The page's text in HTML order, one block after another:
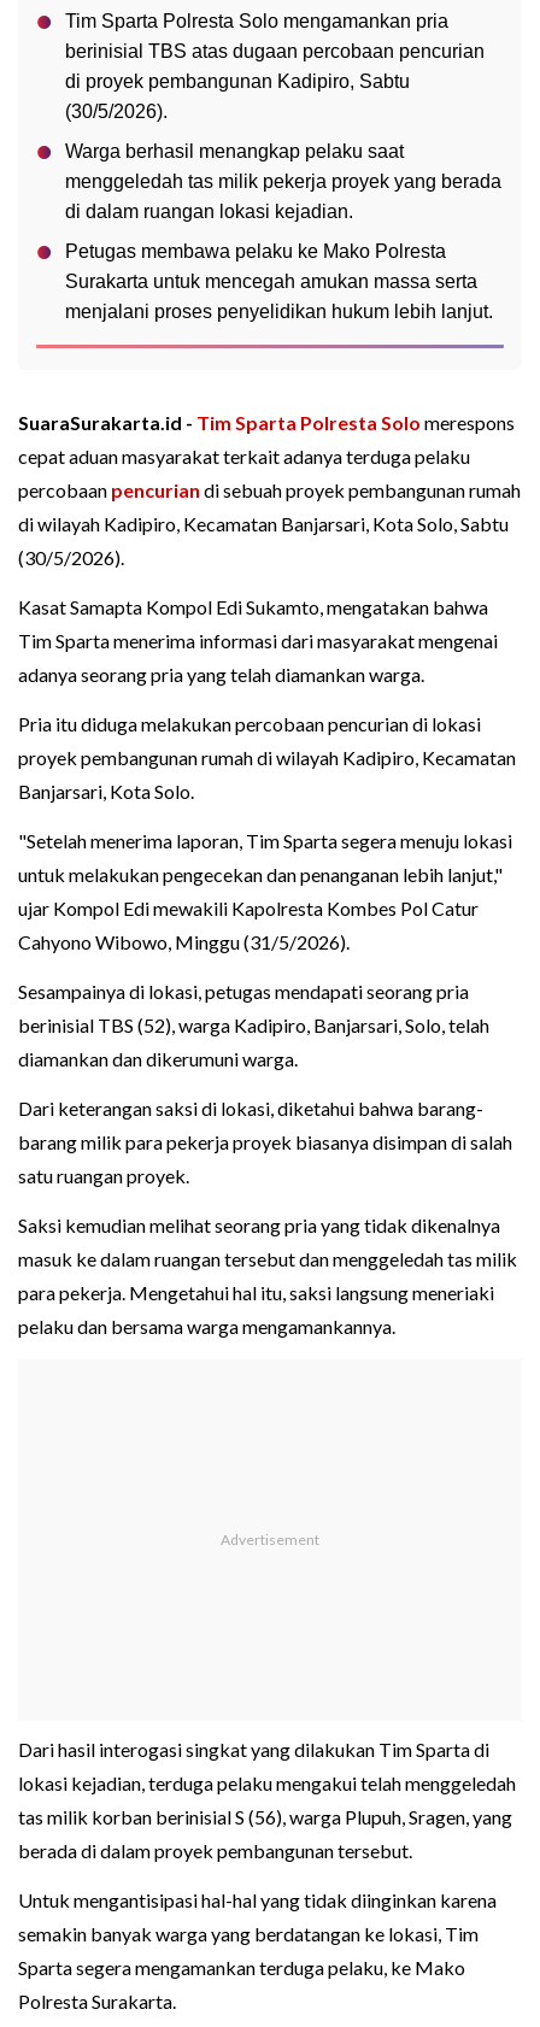
Tim Sparta Polresta Solo mengamankan pria
berinisial TBS atas dugaan percobaan pencurian
di proyek pembangunan Kadipiro, Sabtu
(30/5/2026).
Warga berhasil menangkap pelaku saat
menggeledah tas milik pekerja proyek yang berada
di dalam ruangan lokasi kejadian.
Petugas membawa pelaku ke Mako Polresta
Surakarta untuk mencegah amukan massa serta
menjalani proses penyelidikan hukum lebih lanjut.
SuaraSurakarta.id - Tim Sparta Polresta Solo merespons
cepat aduan masyarakat terkait adanya terduga pelaku
percobaan pencurian di sebuah proyek pembangunan rumah
di wilayah Kadipiro, Kecamatan Banjarsari, Kota Solo, Sabtu
(30/5/2026).
Kasat Samapta Kompol Edi Sukamto, mengatakan bahwa
Tim Sparta menerima informasi dari masyarakat mengenai
adanya seorang pria yang telah diamankan warga.
Pria itu diduga melakukan percobaan pencurian di lokasi
proyek pembangunan rumah di wilayah Kadipiro, Kecamatan
Banjarsari, Kota Solo.
"Setelah menerima laporan, Tim Sparta segera menuju lokasi
untuk melakukan pengecekan dan penanganan lebih lanjut,"
ujar Kompol Edi mewakili Kapolresta Kombes Pol Catur
Cahyono Wibowo, Minggu (31/5/2026).
Sesampainya di lokasi, petugas mendapati seorang pria
berinisial TBS (52), warga Kadipiro, Banjarsari, Solo, telah
diamankan dan dikerumuni warga.
Dari keterangan saksi di lokasi, diketahui bahwa barang-
barang milik para pekerja proyek biasanya disimpan di salah
satu ruangan proyek.
Saksi kemudian melihat seorang pria yang tidak dikenalnya
masuk ke dalam ruangan tersebut dan menggeledah tas milik
para pekerja. Mengetahui hal itu, saksi langsung meneriaki
pelaku dan bersama warga mengamankannya.
Dari hasil interogasi singkat yang dilakukan Tim Sparta di
lokasi kejadian, terduga pelaku mengakui telah menggeledah
tas milik korban berinisial S (56), warga Plupuh, Sragen, yang
berada di dalam proyek pembangunan tersebut.
Untuk mengantisipasi hal-hal yang tidak diinginkan karena
semakin banyak warga yang berdatangan ke lokasi, Tim
Sparta segera mengamankan terduga pelaku, ke Mako
Polresta Surakarta.